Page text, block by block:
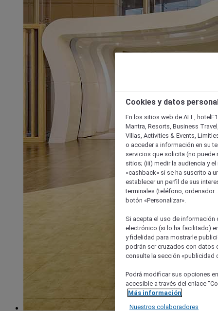
Cookies y datos
En los sitios web de ALL,
Mantra, Resorts, Business
Villas, Activities & Events,
o acceder a información en su
servicios que solicita (no puede
sitios; (iii) medir la audiencia y
«cashback» si se ha suscrito a
establecer un perfil de sus
terminales (teléfono,
botón «Personalizar».
Si acepta el uso de
electrónico (si lo ha facilitado)
y fidelidad para mostrarle
podrán ser cruzados con datos
consulte la sección «publicidad
Podrá modificar sus opciones
accesible a través del enlace
Más información
Nuestros colaboradores